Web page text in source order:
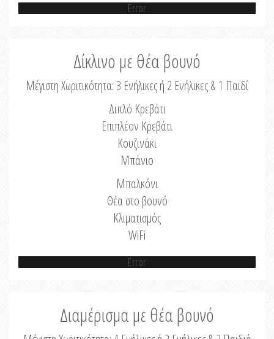
Error
Δίκλινο με θέα βουνό
Μέγιστη Χωριτικότητα: 3 Ενήλικες ή 2 Ενήλικες & 1 Παιδί
Διπλό Κρεβάτι
Επιπλέον Κρεβάτι
Κουζινάκι
Μπάνιο
Μπαλκόνι
Θέα στο βουνό
Κλιματισμός
WiFi
Error
Διαμέρισμα με θέα βουνό